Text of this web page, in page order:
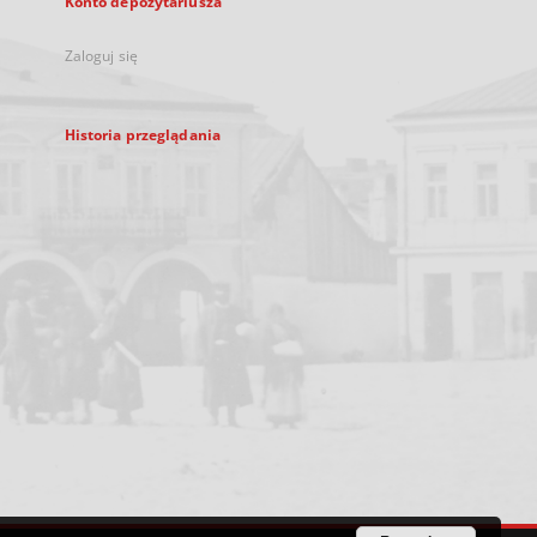
Zaloguj się
Historia przeglądania